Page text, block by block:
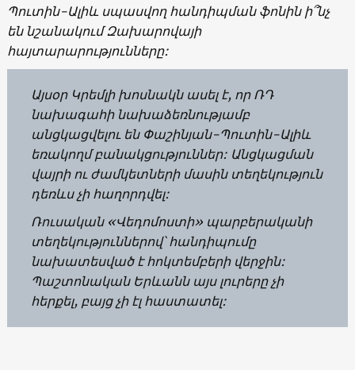
Պուտին-Ալիև սպասվող հանդիպման ֆոնին ի՞նչ
են նշանակում Զախարովայի
հայտարարությունները:
Այսօր Կրեմլի խոսնակն ասել է, որ ՌԴ
նախագահի նախաձեռնությամբ
անցկացվելու են Փաշինյան-Պուտին-Ալիև
եռակողմ բանակցություններ: Անցկացման
վայրի ու ժամկետների մասին տեղեկություն
դեռևս չի հաղորդվել:
Ռուսական «Վեդոմոստի» պարբերականի
տեղեկություններով՝ հանդիպումը
նախատեսված է հոկտեմբերի վերջին:
Պաշտոնական Երևանն այս լուրերը չի
հերքել, բայց չի էլ հաստատել: